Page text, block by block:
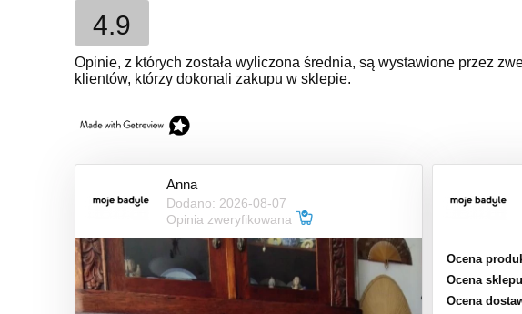
4.9
Opinie, z których została wyliczona średnia, są wystawione przez
klientów, którzy dokonali zakupu w sklepie.
Anna
Dodano: 2026-08-07
Opinia zweryfikowana
Ocena
Ocena
Ocena